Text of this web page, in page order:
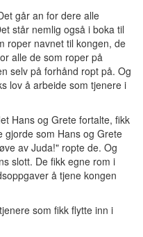
går an for dere alle
står nemlig også i boka til
roper navnet til kongen, de
alle de som roper på
selv på forhånd ropt på. Og
lov å arbeide som tjenere i
Hans og Grete fortalte, fikk
gjorde som Hans og Grete
av Juda!" ropte de. Og
slott. De fikk egne rom i
å tjene kongen
som fikk flytte inn i